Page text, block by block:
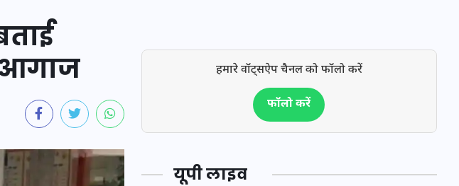
आगाज
हमारे वॉट्सऐप चैनल को फॉलो करें
फॉलो करें
यूपी लाइव